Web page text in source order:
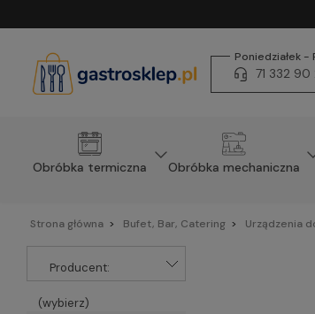
Poniedziałek
71 332 90
Obróbka termiczna Obróbka mechaniczna
Strona główna Bufet, Bar, Catering Urządzenia
Producent:
(wybierz)